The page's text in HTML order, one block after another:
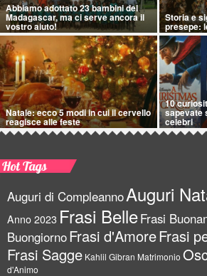
Abbiamo adottato 23 bambini del
Madagascar, ma ci serve ancora il
vostro aiuto!
Storia e
presepe:
Natale: ecco 5 modi in cui il cervello
reagisce alle feste
10
sapevate
celebri
Hot Tags
Auguri di CompleannoAuguri
Anno 2023 Frasi BelleFrasi
BuongiornoFrasi d'AmoreFrasi
Frasi Sagge Kahlil Gibran Matrimonio
d'Animo